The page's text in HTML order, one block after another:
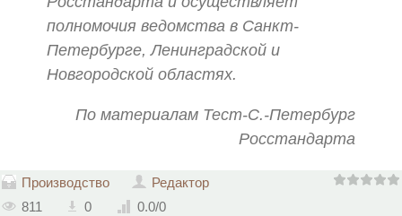
полномочия ведомства в Санкт-
Петербурге, Ленинградской и
Новгородской областях.
По материалам Тест-С.-Петербург
Росстандарта
Производство
Редактор
811
0 0.0/0